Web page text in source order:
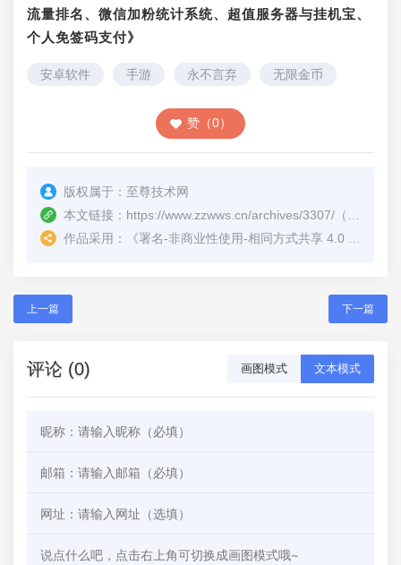
流量排名、微信加粉统计系统、超值服务器与挂机宝、
个人免签码支付》
安卓软件 手游 永不言弃 无限金币
赞（0）
版权属于： 至尊技术网
本文链接： https://www.zzwws.cn/archives/3307/ （转载时请注明本文出处及文章链接）
作品采用：
《署名-非商业性使用-相同方式共享 4.0 国际 (CC BY-NC-SA 4.0)
上一篇 下一篇
评论 (0) 画图模式 文本模式